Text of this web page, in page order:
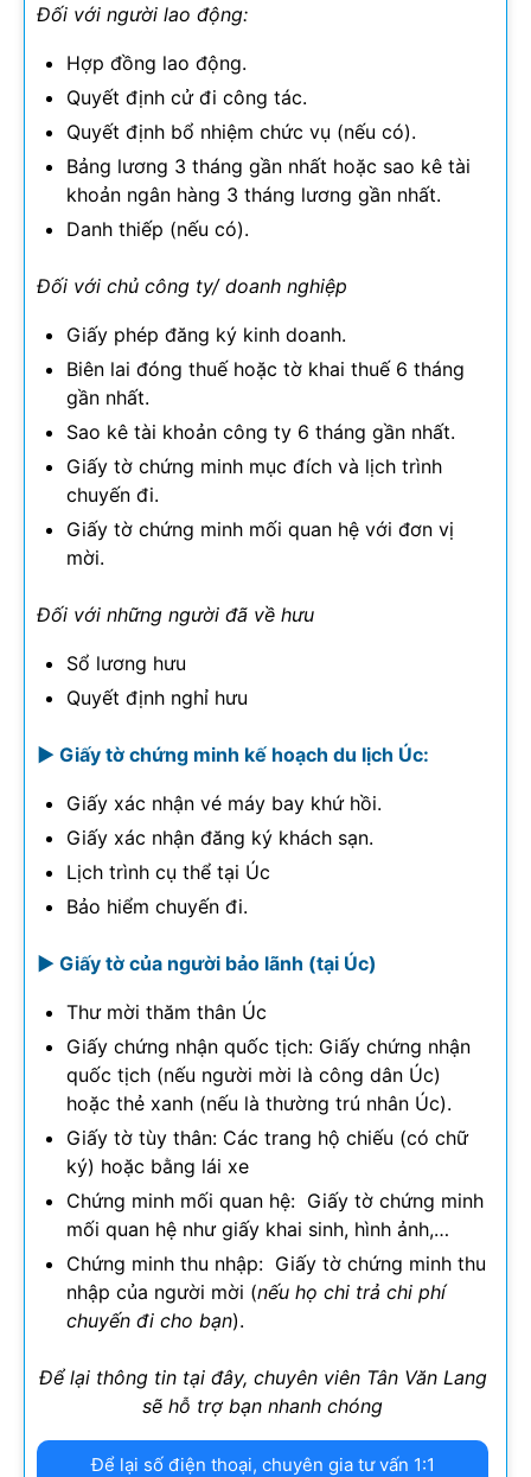
Đối với người lao động:
Hợp đồng lao động.
Quyết định cử đi công tác.
Quyết định bổ nhiệm chức vụ (nếu có).
Bảng lương 3 tháng gần nhất hoặc sao kê tài
khoản ngân hàng 3 tháng lương gần nhất.
Danh thiếp (nếu có).
Đối với chủ công ty/ doanh nghiệp
Giấy phép đăng ký kinh doanh.
Biên lai đóng thuế hoặc tờ khai thuế 6 tháng
gần nhất.
Sao kê tài khoản công ty 6 tháng gần nhất.
Giấy tờ chứng minh mục đích và lịch trình
chuyến đi.
Giấy tờ chứng minh mối quan hệ với đơn vị
mời.
Đối với những người đã về hưu
Sổ lương hưu
Quyết định nghỉ hưu
► Giấy tờ chứng minh kế hoạch du lịch Úc:
Giấy xác nhận vé máy bay khứ hồi.
Giấy xác nhận đăng ký khách sạn.
Lịch trình cụ thể tại Úc
Bảo hiểm chuyến đi.
► Giấy tờ của người bảo lãnh (tại Úc)
Thư mời thăm thân Úc
Giấy chứng nhận quốc tịch: Giấy chứng nhận
quốc tịch (nếu người mời là công dân Úc)
hoặc thẻ xanh (nếu là thường trú nhân Úc).
Giấy tờ tùy thân: Các trang hộ chiếu (có chữ
ký) hoặc bằng lái xe
Chứng minh mối quan hệ: Giấy tờ chứng minh
mối quan hệ như giấy khai sinh, hình ảnh,…
Chứng minh thu nhập: Giấy tờ chứng minh thu
nhập của người mời (nếu họ chi trả chi phí
chuyến đi cho bạn).
Để lại thông tin tại đây, chuyên viên Tân Văn Lang
sẽ hỗ trợ bạn nhanh chóng
Để lại số điện thoại, chuyên gia tư vấn 1:1